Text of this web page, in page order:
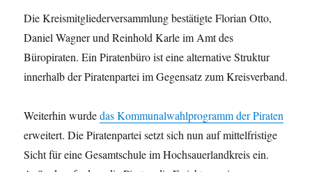
Die Kreismitgliederversammlung bestätigte Florian Otto,
Daniel Wagner und Reinhold Karle im Amt des
Büropiraten. Ein Piratenbüro ist eine alternative Struktur
innerhalb der Piratenpartei im Gegensatz zum Kreisverband.
Weiterhin wurdedas Kommunalwahlprogramm der Piraten
erweitert. Die Piratenpartei setzt sich nun auf mittelfristige
Sicht für eine Gesamtschule im Hochsauerlandkreis ein.